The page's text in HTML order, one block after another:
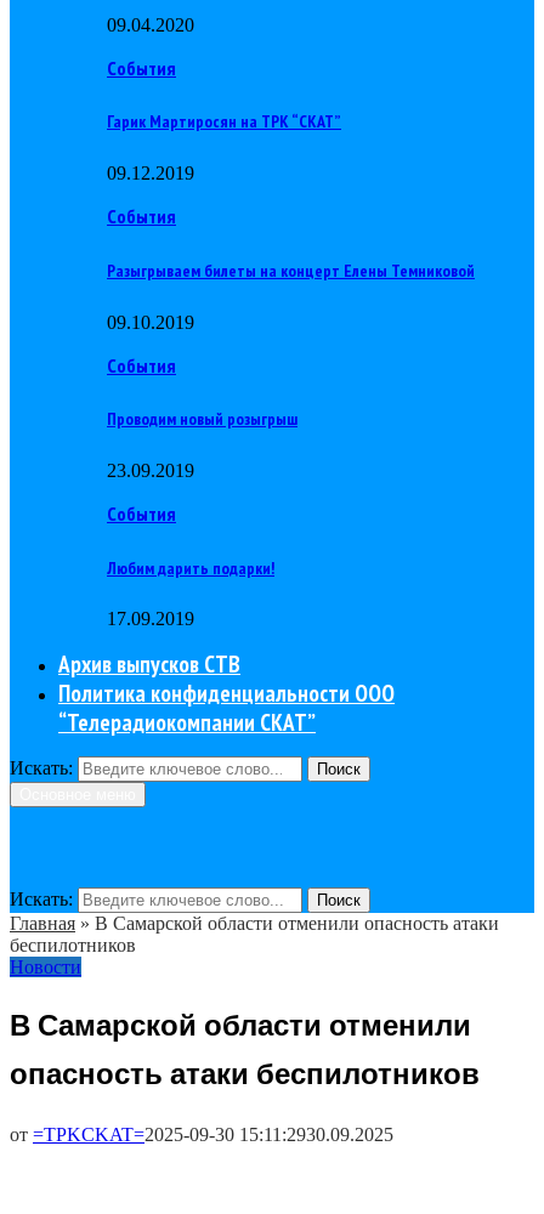
09.04.2020
События
Гарик Мартиросян на ТРК “СКАТ”
09.12.2019
События
Разыгрываем билеты на концерт Елены Темниковой
09.10.2019
События
Проводим новый розыгрыш
23.09.2019
События
Любим дарить подарки!
17.09.2019
Архив выпусков СТВ
Политика конфиденциальности ООО
“Телерадиокомпании СКАТ”
Искать:
Поиск
Искать: Поиск
Главная » В Самарской области отменили опасность атаки
беспилотников
Новости
В Самарской области отменили
опасность атаки беспилотников
от =TPKCKAT=2025-09-30 15:11:2930.09.2025